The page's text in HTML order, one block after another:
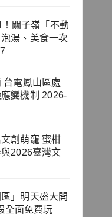
關子嶺「不動
湯、美食一次
台電鳳山區處
變機制 2026-
創萌寵 蜜柑
2026臺灣文
」明天盛大開
全面免費玩